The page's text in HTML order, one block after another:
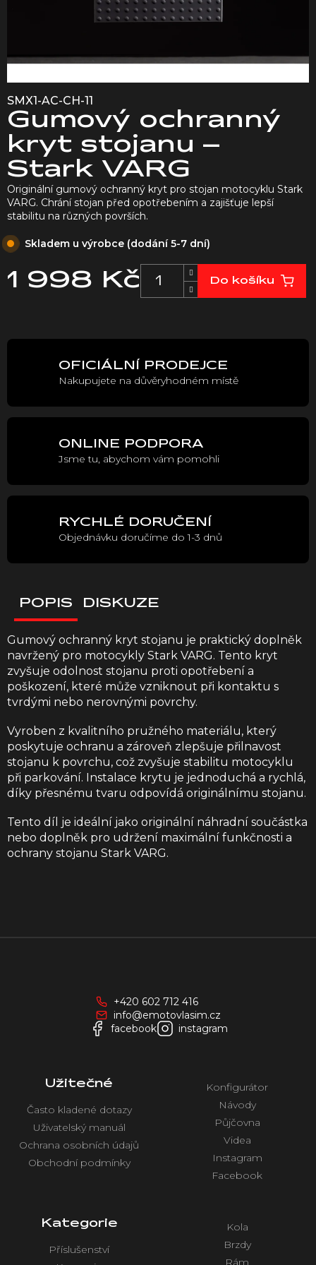
SMX1-AC-CH-11
Gumový ochranný
kryt stojanu –
Stark VARG
1 998 Kč
cena:
Skladem u výrobce (dodání 5-7 dní)
Do košíku
Originální gumový ochranný kryt pro stojan motocyklu Stark
VARG. Chrání stojan před opotřebením a zajišťuje lepší
stabilitu na různých površích.
OFICIÁLNÍ PRODEJCE
Nakupujete na důvěryhodném místě
ONLINE PODPORA
Jsme tu, abychom vám pomohli
RYCHLÉ DORUČENÍ
Objednávku doručíme do 1-3 dnů
POPIS DISKUZE
Gumový ochranný kryt stojanu je praktický doplněk
navržený pro motocykly Stark VARG. Tento kryt
zvyšuje odolnost stojanu proti opotřebení a
poškození, které může vzniknout při kontaktu s
tvrdými nebo nerovnými povrchy.
Vyroben z kvalitního pružného materiálu, který
poskytuje ochranu a zároveň zlepšuje přilnavost
stojanu k povrchu, což zvyšuje stabilitu motocyklu
při parkování. Instalace krytu je jednoduchá a rychlá,
díky přesnému tvaru odpovídá originálnímu stojanu.
Tento díl je ideální jako originální náhradní součástka
nebo doplněk pro udržení maximální funkčnosti a
ochrany stojanu Stark VARG.
+420 602 712 416
info@emotovlasim.cz
facebook
instagram
Užitečné
Často kladené dotazy
Uživatelský manuál
Ochrana osobních údajů
Obchodní podmínky
Konfigurátor
Návody
Půjčovna
Videa
Instagram
Facebook
Kategorie
Příslušenství
Kola
Brzdy
Rám